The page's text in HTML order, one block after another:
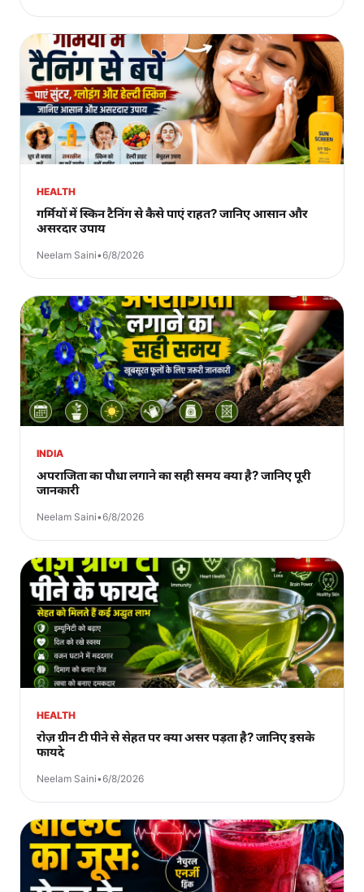
HEALTH
गर्मियों में स्किन टैनिंग से कैसे पाएं राहत? जानिए आसान और
असरदार उपाय
Neelam Saini•6/8/2026
INDIA
अपराजिता का पौधा लगाने का सही समय क्या है? जानिए पूरी
जानकारी
Neelam Saini•6/8/2026
HEALTH
रोज़ ग्रीन टी पीने से सेहत पर क्या असर पड़ता है? जानिए इसके
फायदे
Neelam Saini•6/8/2026